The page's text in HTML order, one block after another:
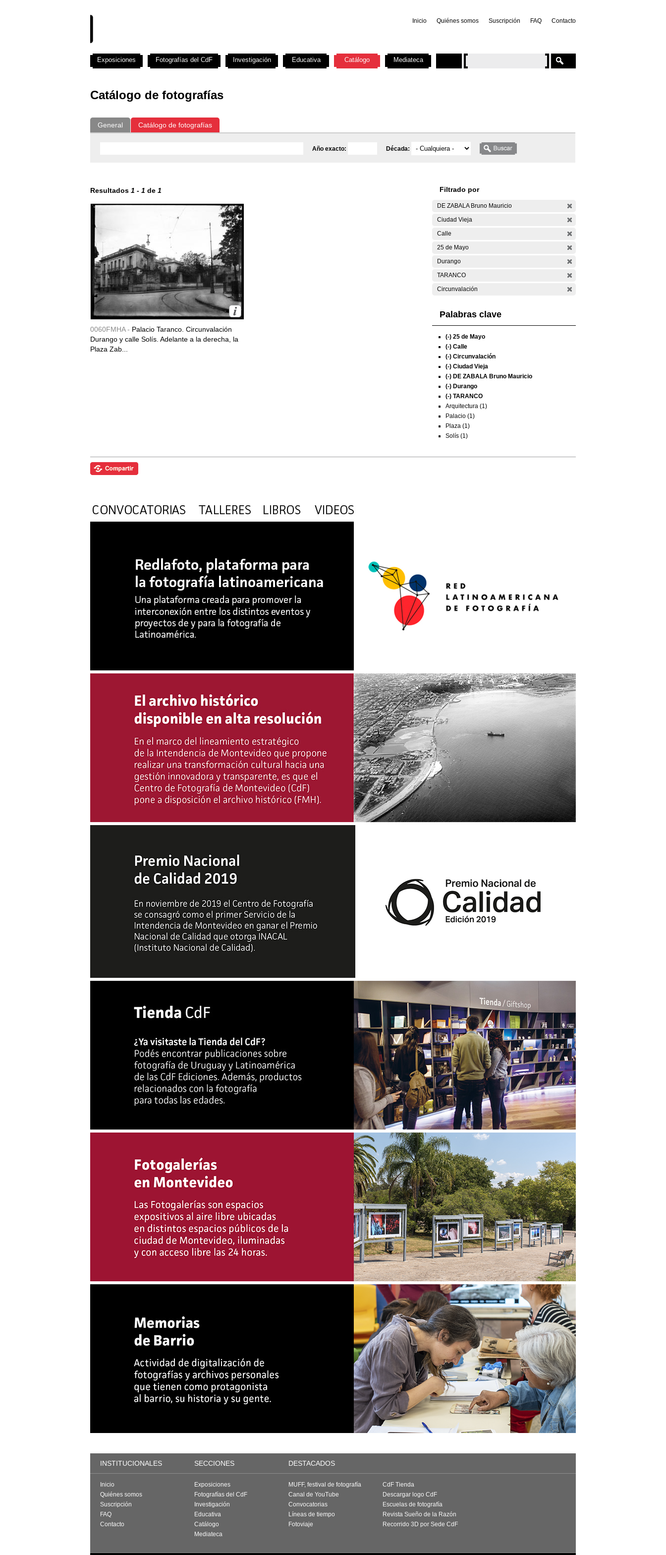
Inicio Quiénes somos Suscripción FAQ Contacto
Catálogo de fotografías
General Catálogo de fotografías
Año exacto: Década:
Resultados 1 - 1 de 1
0060FMHA - Palacio Taranco. Circunvalación
Durango y calle Solís. Adelante a la derecha, la
Plaza Zab...
Filtrado por
DE ZABALA Bruno Mauricio
Ciudad Vieja
Calle
25 de Mayo
Durango
TARANCO
Circunvalación
Palabras clave
(-) 25 de Mayo
(-) Calle
(-) Circunvalación
(-) Ciudad Vieja
(-) DE ZABALA Bruno Mauricio
(-) Durango
(-) TARANCO
Arquitectura (1)
Palacio (1)
Plaza (1)
Solís (1)
Exposiciones Fotografías del CdF Investigación Educativa Catálogo Mediateca
INSTITUCIONALES SECCIONES DESTACADOS
Inicio
Quiénes somos
Suscripción
FAQ
Contacto
Exposiciones
Fotografías del CdF
Investigación
Educativa
Catálogo
Mediateca
MUFF, festival de fotografía
Canal de YouTube
Convocatorias
Líneas de tiempo
Fotoviaje
CdF Tienda
Descargar logo CdF
Escuelas de fotografía
Revista Sueño de la Razón
Recorrido 3D por Sede CdF